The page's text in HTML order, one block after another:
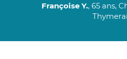
Françoise Y., 65 ans,